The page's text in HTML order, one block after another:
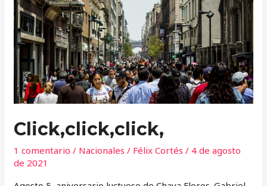
Click,click,click,
1 comentario / Nacionales / Félix Cortés/ 4 de agosto
de 2021